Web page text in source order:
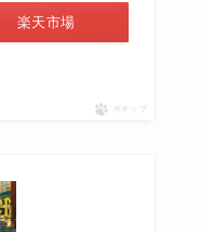
楽天市場
ポチップ